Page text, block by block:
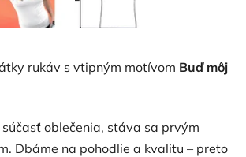
rukáv s vtipným motívom Buď môj
oblečenia, stáva sa prvým
Dbáme na pohodlie a kvalitu – preto